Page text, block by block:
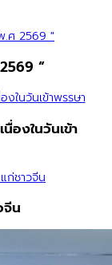
“
องในวันเข้า
จีน